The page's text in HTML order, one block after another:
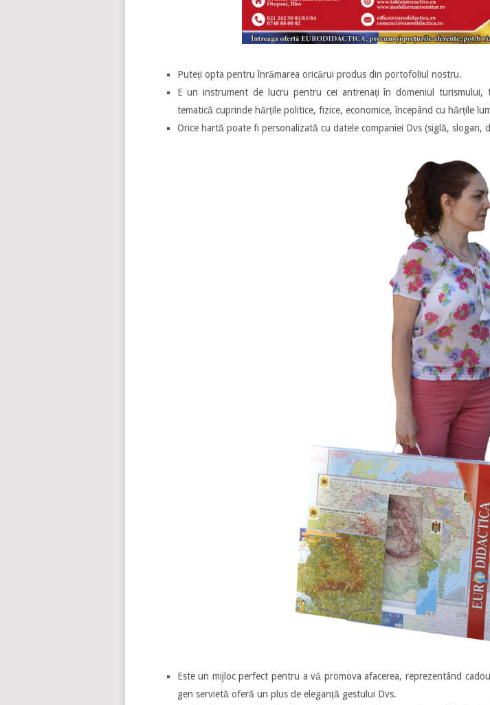
Puteți opta pentru înrămarea oricărui produs din portofoliul nostru.
E un instrument de lucru pentru cei antrenați în domeniul
tematică cuprinde hărțile politice, fizice, economice, începând cu hărțile
Orice hartă poate fi personalizată cu datele companiei Dvs (siglă, slogan,
Este un mijloc perfect pentru a vă promova afacerea, reprezentând
gen servietă oferă un plus de eleganță gestului Dvs.